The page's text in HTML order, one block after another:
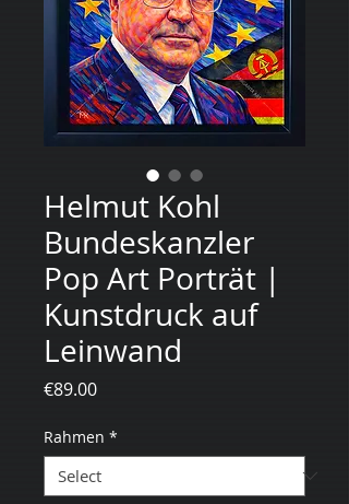
Helmut Kohl
Bundeskanzler
Pop Art Porträt |
Kunstdruck auf
Leinwand
€89.00Price
Rahmen *